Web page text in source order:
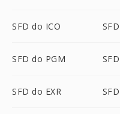
SFD do ICO
SFD do PGM
SFD do EXR